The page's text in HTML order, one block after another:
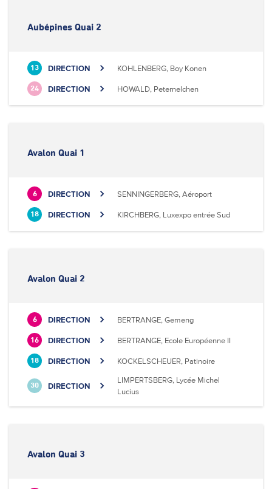
Aubépines Quai 2
13 DIRECTION KOHLENBERG, Boy Konen
24 DIRECTION HOWALD, Peternelchen
Avalon Quai 1
6 DIRECTION SENNINGERBERG, Aéroport
18 DIRECTION KIRCHBERG, Luxexpo entrée Sud
Avalon Quai 2
6 DIRECTION BERTRANGE, Gemeng
16 DIRECTION BERTRANGE, Ecole Européenne II
18 DIRECTION KOCKELSCHEUER, Patinoire
30 DIRECTION
LIMPERTSBERG, Lycée Michel
Lucius
Avalon Quai 3